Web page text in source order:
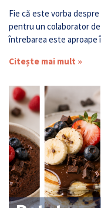
Fie că este vorba
pentru un colaborator
întrebarea este
Citește mai mult »